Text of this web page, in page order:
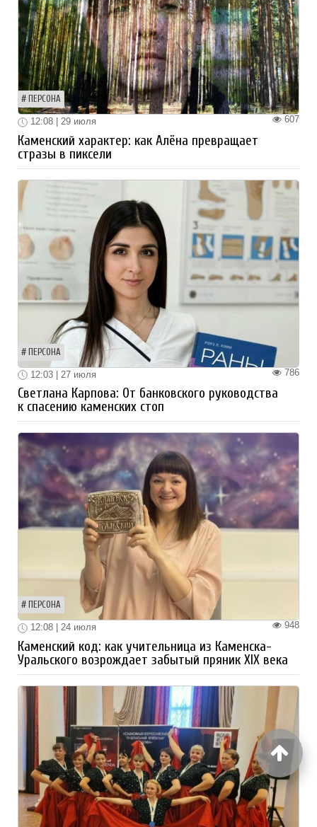
ПЕРСОНА
607
12:08 | 29 июля
Каменский характер: как Алёна превращает
стразы в пиксели
ПЕРСОНА
786
12:03 | 27 июля
Светлана Карпова: От банковского руководства
к спасению каменских стоп
ПЕРСОНА
948
12:08 | 24 июля
Каменский код: как учительница из Каменска-
Уральского возрождает забытый пряник XIX века